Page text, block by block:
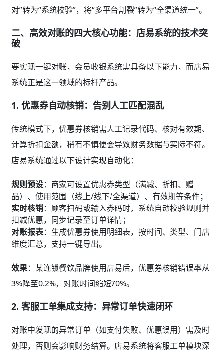
对”转为“系统校验”，将“多平台割裂”转为“全渠道统一”。
二、高效对账的四大核心功能：店易系统的技术突
破
要实现一键对账，会员收银系统需具备以下能力，而店易
系统正是这一领域的标杆产品。
1. 优惠券自动核销：告别人工匹配混乱
传统模式下，优惠券核销需人工记录代码、核对有效期、
计算折扣金额，稍有不慎便会导致财务数据与实际不符。
店易系统通过以下设计实现自动化：
规则预设：商家可设置优惠券类型（满减、折扣、赠
品）、使用范围（线上/线下/全渠道）、有效期等条件；
实时核销：顾客扫码或输入券码时，系统自动校验规则并
扣减优惠，同步记录至订单详情；
对账报表：生成优惠券使用明细表，按时间、类型、门店
维度汇总，支持一键导出。
效果：某连锁餐饮品牌使用店易后，优惠券核销错误率从
3%降至0.2%，对账时间缩短70%。
2. 客服工单集成支持：异常订单快速闭环
对账中发现的异常订单（如支付失败、优惠误用）需及时
处理，否则会影响财务结算。店易系统将客服工单模块深